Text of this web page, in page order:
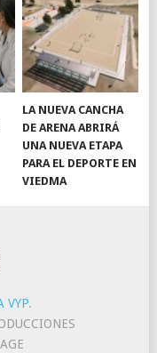
LA NUEVA CANCHA
DE ARENA ABRIRÁ
UNA NUEVA ETAPA
PARA EL DEPORTE EN
VIEDMA
VYP.